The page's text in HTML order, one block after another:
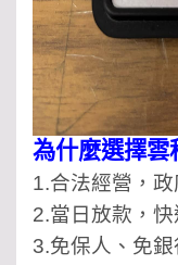
為什麼選擇雲
1.合法經營，
2.當日放款，
3.免保人、免